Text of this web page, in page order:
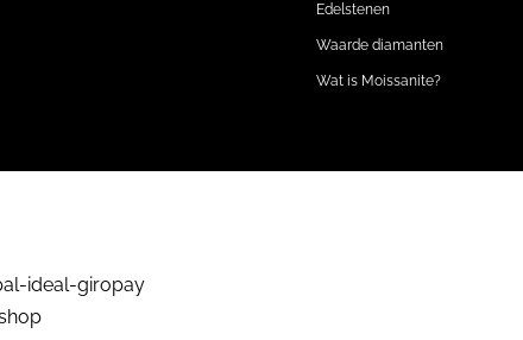
Edelstenen
Waarde diamanten
Wat is Moissanite?